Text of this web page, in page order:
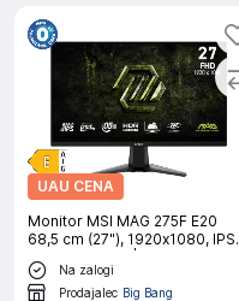
UAU CENA
Monitor MSI MAG 275F E20
68,5 cm (27"), 1920x1080, IPS,
200 Hz, 0,5 ms|Gaming
Na zalogi
Prodajalec Big Bang